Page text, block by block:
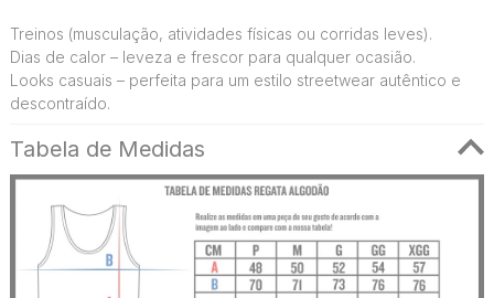
Treinos (musculação, atividades físicas ou corridas leves).
Dias de calor – leveza e frescor para qualquer ocasião.
Looks casuais – perfeita para um estilo streetwear autêntico e
descontraído.
Tabela de Medidas